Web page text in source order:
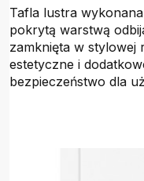
Tafla lustra wykonana
pokrytą warstwą
zamknięta w stylowej
estetyczne i
bezpieczeństwo dla